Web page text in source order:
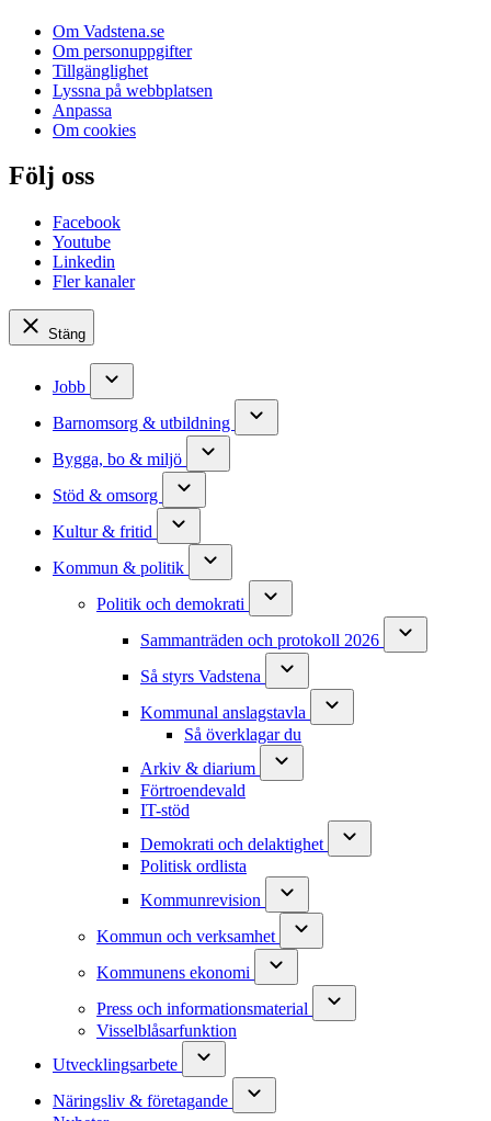
Om Vadstena.se
Om personuppgifter
Tillgänglighet
Lyssna på webbplatsen
Anpassa
Om cookies
Följ oss
Facebook
Youtube
Linkedin
Fler kanaler
Stäng
Jobb
Barnomsorg & utbildning
Bygga, bo & miljö
Stöd & omsorg
Kultur & fritid
Kommun & politik
Politik och demokrati
Sammanträden och protokoll 2026
Så styrs Vadstena
Kommunal anslagstavla
Så överklagar du
Arkiv & diarium
Förtroendevald
IT-stöd
Demokrati och delaktighet
Politisk ordlista
Kommunrevision
Kommun och verksamhet
Kommunens ekonomi
Press och informationsmaterial
Visselblåsarfunktion
Utvecklingsarbete
Näringsliv & företagande